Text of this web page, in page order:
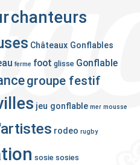
chanteurs
Châteaux Gonflables
ferme foot glisse Gonflable
groupe festif
jeu gonflable mer mousse
rodeo rugby
sosie sosies